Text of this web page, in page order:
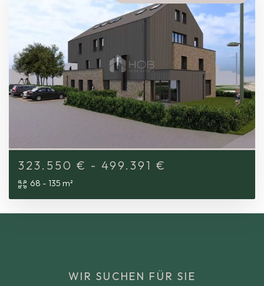
323.550 € - 499.391 €
68 - 135 m²
WIR SUCHEN FÜR SIE